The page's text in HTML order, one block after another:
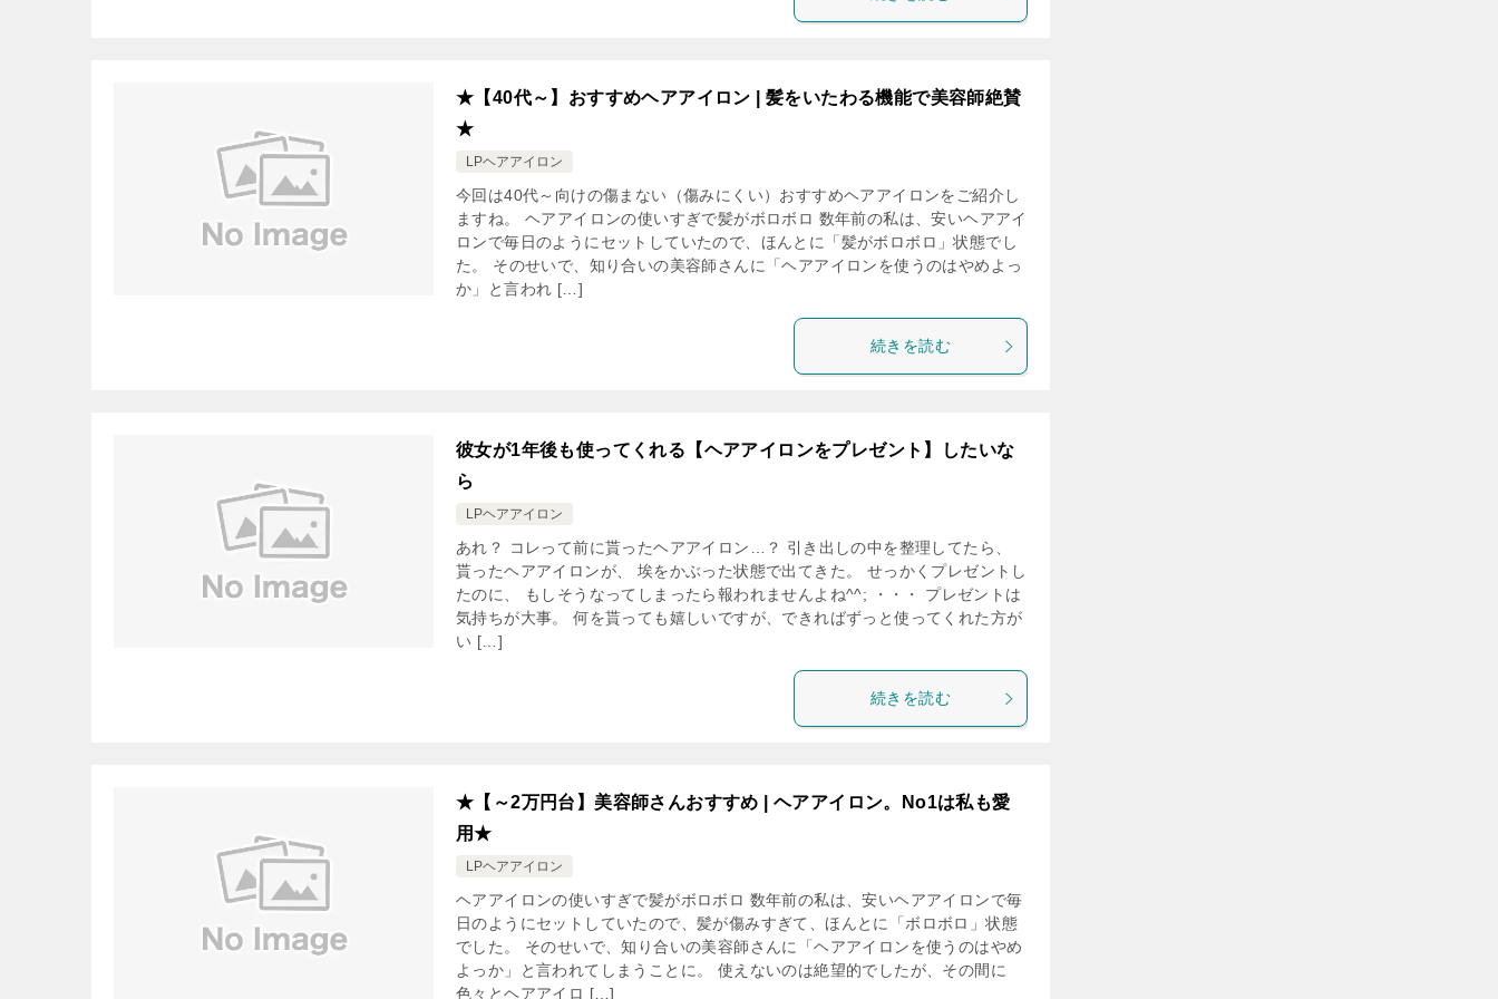
★【40代～】おすすめヘアアイロン | 髪をいたわる機能で美容師絶賛
★
LPヘアアイロン
今回は40代～向けの傷まない（傷みにくい）おすすめヘアアイロンをご紹介し
ますね。 ヘアアイロンの使いすぎで髪がボロボロ 数年前の私は、安いヘアアイ
ロンで毎日のようにセットしていたので、ほんとに「髪がボロボロ」状態でし
た。 そのせいで、知り合いの美容師さんに「ヘアアイロンを使うのはやめよっ
か」と言われ […]
続きを読む
彼女が1年後も使ってくれる【ヘアアイロンをプレゼント】したいな
ら
LPヘアアイロン
あれ？ コレって前に貰ったヘアアイロン…？ 引き出しの中を整理してたら、
貰ったヘアアイロンが、 埃をかぶった状態で出てきた。 せっかくプレゼントし
たのに、 もしそうなってしまったら報われませんよね^^; ・・・ プレゼントは
気持ちが大事。 何を貰っても嬉しいですが、できればずっと使ってくれた方が
い […]
続きを読む
★【～2万円台】美容師さんおすすめ | ヘアアイロン。No1は私も愛
用★
LPヘアアイロン
ヘアアイロンの使いすぎで髪がボロボロ 数年前の私は、安いヘアアイロンで毎
日のようにセットしていたので、髪が傷みすぎて、ほんとに「ボロボロ」状態
でした。 そのせいで、知り合いの美容師さんに「ヘアアイロンを使うのはやめ
よっか」と言われてしまうことに。 使えないのは絶望的でしたが、その間に
色々とヘアアイロ […]